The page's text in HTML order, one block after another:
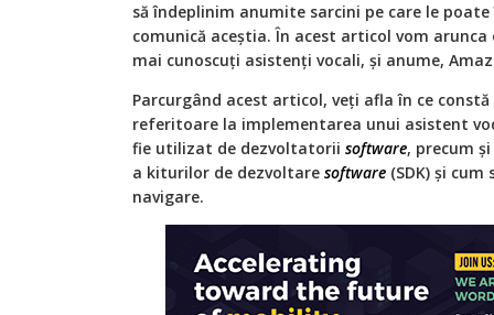
să îndeplinim anumite sarcini pe care le
comunică aceștia. În acest articol vom
mai cunoscuți asistenți vocali, și anume,
Parcurgând acest articol, veți afla în ce
referitoare la implementarea unui asistent
fie utilizat de dezvoltatorii software, precum
a kiturilor de dezvoltare software (SDK) și
navigare.